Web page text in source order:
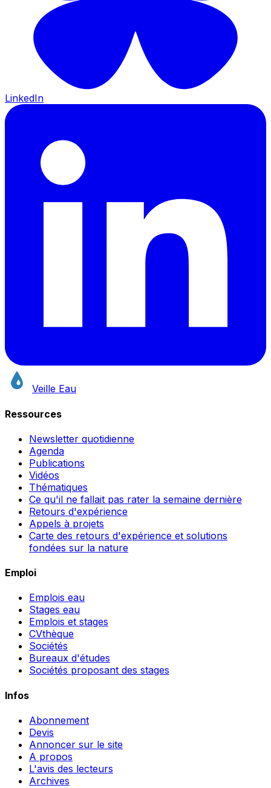
LinkedIn
Veille Eau
Ressources
Newsletter quotidienne
Agenda
Publications
Vidéos
Thématiques
Ce qu'il ne fallait pas rater la semaine dernière
Retours d'expérience
Appels à projets
Carte des retours d'expérience et solutions
fondées sur la nature
Emploi
Emplois eau
Stages eau
Emplois et stages
CVthèque
Sociétés
Bureaux d'études
Sociétés proposant des stages
Infos
Abonnement
Devis
Annoncer sur le site
A propos
L'avis des lecteurs
Archives